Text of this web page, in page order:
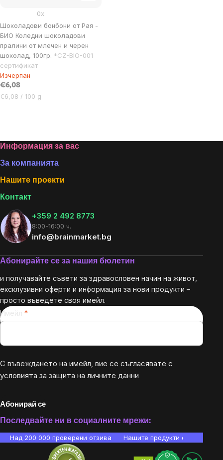
Шоколадови бонбони от Рая -
БИО Коледни шоколадови
пралини от млечен и черен
шоколад, 100гр. *CZ-BIO-001
сертификат
0x
Изчерпан
€6,08
Цена
€6,08 / 100 g
controls
Footer
Информация за вас
За компанията
Нашите проекти
Контакт
+359 2 492 8773
8:00-16:00 ч.
info@brainmarket.bg
Абонирайте се за нашия бюлетин
и получавайте съвети за здравословен начин на живот,
ексклузивни оферти и информация за нови продукти –
просто въведете своя имейл.
Имейл
С въвеждането на имейл, вие се съгласявате с
условията за защита на личните данни
Абонирай се
Последвайте ни в социалните мрежи:
Над 200 000 проверени отзива Нашите продукти са